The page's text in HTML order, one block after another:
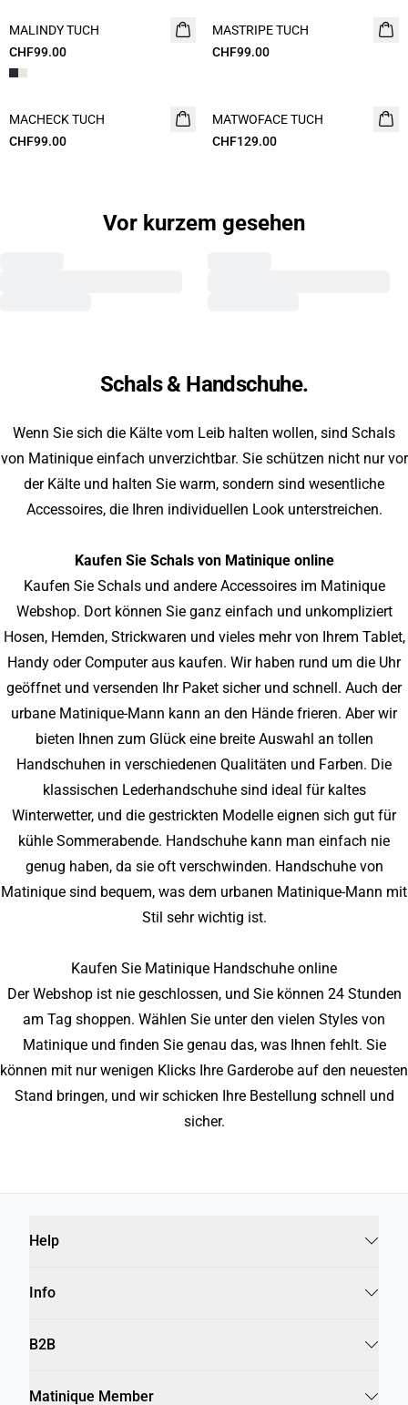
MALINDY TUCH
CHF99.00
MASTRIPE TUCH
CHF99.00
NEUHEIT
MACHECK TUCH
CHF99.00
MATWOFACE TUCH
CHF129.00
Vor kurzem gesehen
Schals & Handschuhe.
Wenn Sie sich die Kälte vom Leib halten wollen, sind Schals
von Matinique einfach unverzichtbar. Sie schützen nicht nur vor
der Kälte und halten Sie warm, sondern sind wesentliche
Accessoires, die Ihren individuellen Look unterstreichen.
Kaufen Sie Schals von Matinique online
Kaufen Sie Schals und andere Accessoires im Matinique
Webshop. Dort können Sie ganz einfach und unkompliziert
Hosen, Hemden, Strickwaren und vieles mehr von Ihrem Tablet,
Handy oder Computer aus kaufen. Wir haben rund um die Uhr
geöffnet und versenden Ihr Paket sicher und schnell. Auch der
urbane Matinique-Mann kann an den Hände frieren. Aber wir
bieten Ihnen zum Glück eine breite Auswahl an tollen
Handschuhen in verschiedenen Qualitäten und Farben. Die
klassischen Lederhandschuhe sind ideal für kaltes
Winterwetter, und die gestrickten Modelle eignen sich gut für
kühle Sommerabende. Handschuhe kann man einfach nie
genug haben, da sie oft verschwinden. Handschuhe von
Matinique sind bequem, was dem urbanen Matinique-Mann mit
Stil sehr wichtig ist.
Kaufen Sie Matinique Handschuhe online
Der Webshop ist nie geschlossen, und Sie können 24 Stunden
am Tag shoppen. Wählen Sie unter den vielen Styles von
Matinique und finden Sie genau das, was Ihnen fehlt. Sie
können mit nur wenigen Klicks Ihre Garderobe auf den neuesten
Stand bringen, und wir schicken Ihre Bestellung schnell und
sicher.
Help
Info
B2B
Matinique Member